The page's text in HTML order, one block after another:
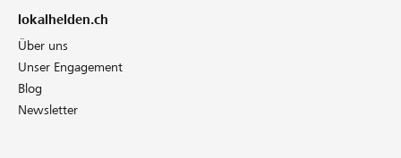
lokalhelden.ch
Über uns
Unser Engagement
Blog
Newsletter